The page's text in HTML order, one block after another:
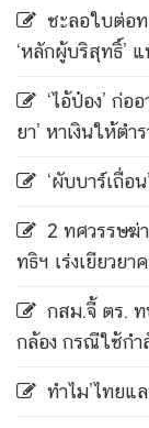
ชะลอใบต่อ
‘หลักผู้บริสุทธิ์’
‘ไอ้ป๋อง’ ก่อ
ยา’ หาเงินให้ตำ
‘ผับบาร์เถื่อ
2 ทศวรรษฆ่
ทธิฯ เร่งเยียวย
กสม.จี้ ตร.
กล้อง กรณีใช้กำ
ทำไม’ไทยแ